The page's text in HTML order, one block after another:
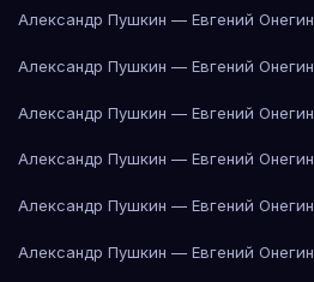
Александр Пушкин — Евгений Онегин
Александр Пушкин — Евгений Онегин
Александр Пушкин — Евгений Онегин
Александр Пушкин — Евгений Онегин
Александр Пушкин — Евгений Онегин
Александр Пушкин — Евгений Онегин